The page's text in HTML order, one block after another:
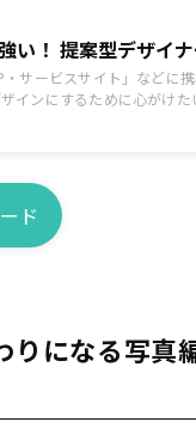
マーケ思考のデザイナーは強い！
サービスサイト」などに
インにするために心がけ
ド
になる写真